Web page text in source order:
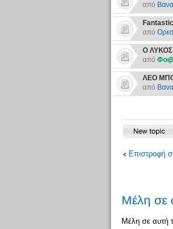
από Βανα
από
Ο
από
ΛΕΟ
από Βανα
Επιστροφή
Μέλη σε
Μέλη σε αυτή